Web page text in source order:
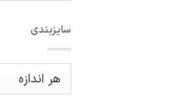
سایزبندی